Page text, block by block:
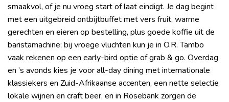
smaakvol, of je nu vroeg start of laat eindigt. Je dag begint
met een uitgebreid ontbijtbuffet met vers fruit, warme
gerechten en eieren op bestelling, plus goede koffie uit de
barista­machine; bij vroege vluchten kun je in O.R. Tambo
vaak rekenen op een early-bird optie of grab & go. Overdag
en ’s avonds kies je voor all-day dining met internationale
klassiekers en Zuid-Afrikaanse accenten, een nette selectie
lokale wijnen en craft beer, en in Rosebank zorgen de